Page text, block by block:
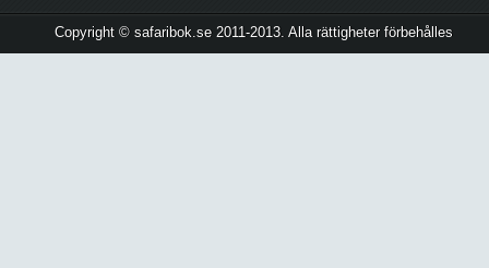
Copyright © safaribok.se 2011-2013. Alla rättigheter förbehålles